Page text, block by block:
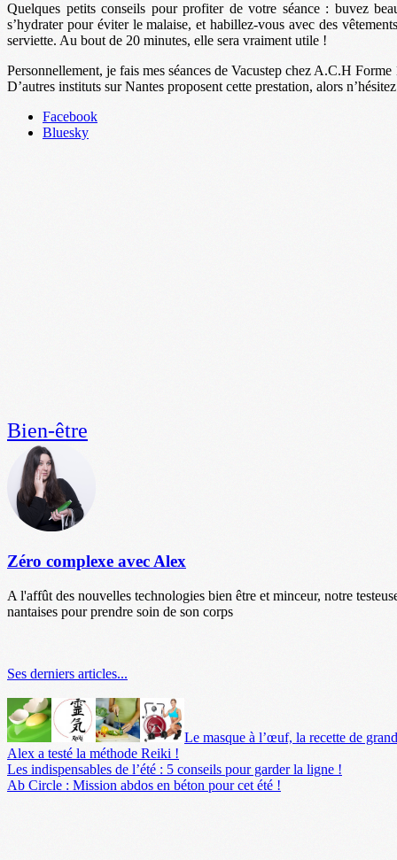
Quelques petits conseils pour profiter de votre séance : buvez
s’hydrater pour éviter le malaise, et habillez-vous avec des
serviette. Au bout de 20 minutes, elle sera vraiment utile !
Personnellement, je fais mes séances de Vacustep chez A.C.H
D’autres instituts sur Nantes proposent cette prestation, alors
PartagerFacebook
Bluesky
Bien-être
Zéro complexe avec Alex
A l'affût des nouvelles technologies bien être et minceur, notre
nantaises pour prendre soin de son corps
Ses derniers articles...
Le masque à l’œuf, la recette de
Alex a testé la méthode Reiki !
Les indispensables de l’été : 5 conseils pour garder la ligne !
Ab Circle : Mission abdos en béton pour cet été !